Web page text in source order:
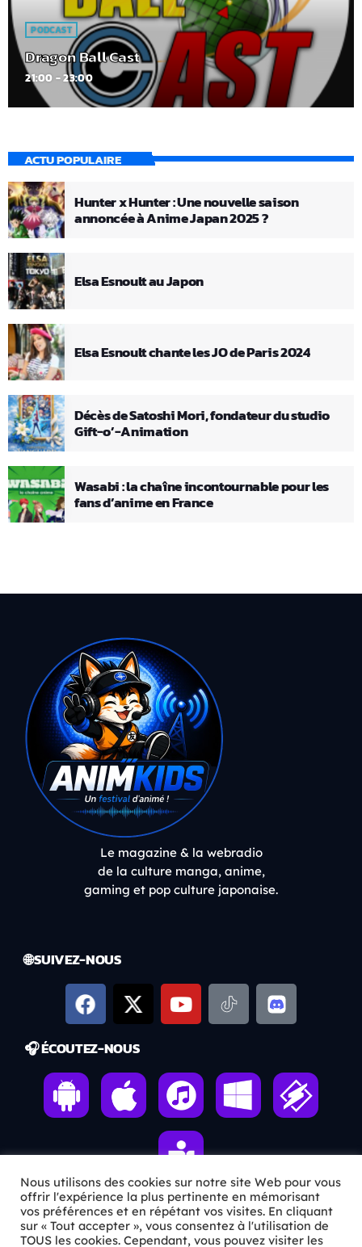
PODCAST
Dragon Ball Cast
21:00 - 23:00
ACTU POPULAIRE
Hunter x Hunter : Une nouvelle saison
annoncée à Anime Japan 2025 ?
Elsa Esnoult au Japon
Elsa Esnoult chante les JO de Paris 2024
Décès de Satoshi Mori, fondateur du studio
Gift-o’-Animation
Wasabi : la chaîne incontournable pour les
fans d’anime en France
Le magazine & la webradio
de la culture manga, anime,
gaming et pop culture japonaise.
🌐 SUIVEZ-NOUS
🎧 ÉCOUTEZ-NOUS
ℹ️ INFOS PRATIQUES
Nous utilisons des cookies sur notre site Web pour vous
offrir l'expérience la plus pertinente en mémorisant
vos préférences et en répétant vos visites. En cliquant
sur « Tout accepter », vous consentez à l'utilisation de
TOUS les cookies. Cependant, vous pouvez visiter les